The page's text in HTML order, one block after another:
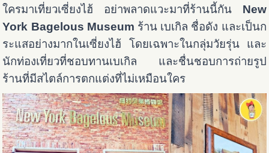
ใครมาเที่ยวเซี่ยงไฮ้ อย่าพลาดแวะมาที่ร้านนี้กัน New
York Bagelous Museum ร้าน เบเกิล ชื่อดัง และเป็นก
ระแสอย่างมากในเซี่ยงไฮ้ โดยเฉพาะในกลุ่มวัยรุ่น และ
นักท่องเที่ยวที่ชอบทานเบเกิล และชื่นชอบการถ่ายรูป
ร้านที่มีสไตล์การตกแต่งที่ไม่เหมือนใคร